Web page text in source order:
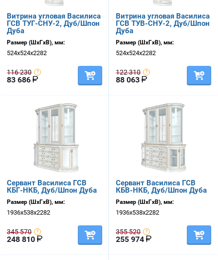
Витрина угловая Василиса
ГСВ ТУГ-СНУ-2, Дуб/Шпон
Дуба
Размер (ШхГхВ), мм:
524х524х2282
116 230
83 686
Витрина угловая Василиса
ГСВ ТУВ-СНУ-2, Дуб/Шпон
Дуба
Размер (ШхГхВ), мм:
524х524х2282
122 310
88 063
Сервант Василиса ГСВ
КБГ-НКБ, Дуб/Шпон Дуба
Размер (ШхГхВ), мм:
1936х538х2282
345 570
248 810
Сервант Василиса ГСВ
КБВ-НКБ, Дуб/Шпон Дуба
Размер (ШхГхВ), мм:
1936х538х2282
355 520
255 974